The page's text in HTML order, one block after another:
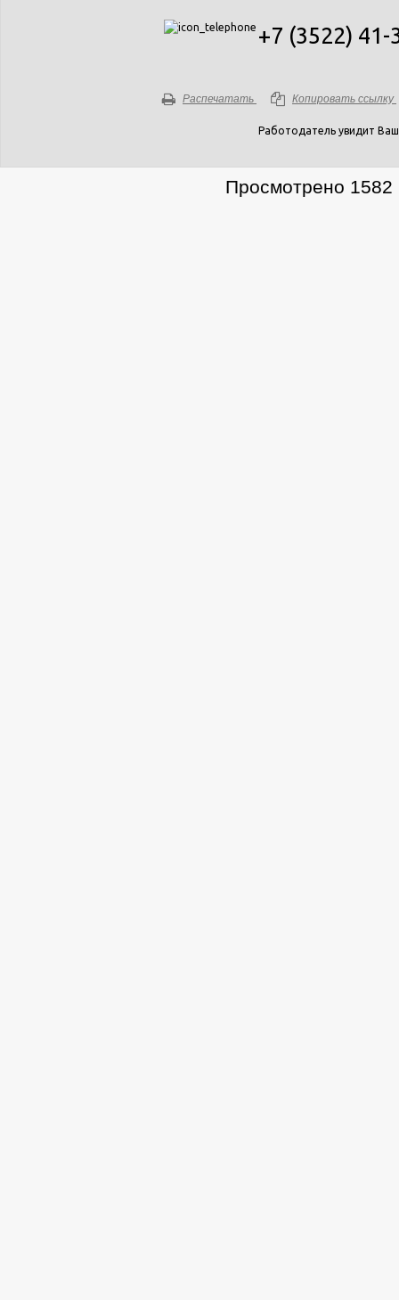
+7 (3522) 41-
Распечатать Копировать ссылку
Работодатель увидит
Просмотрено